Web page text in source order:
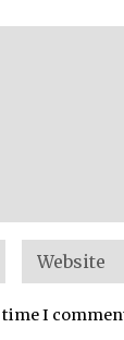
time I